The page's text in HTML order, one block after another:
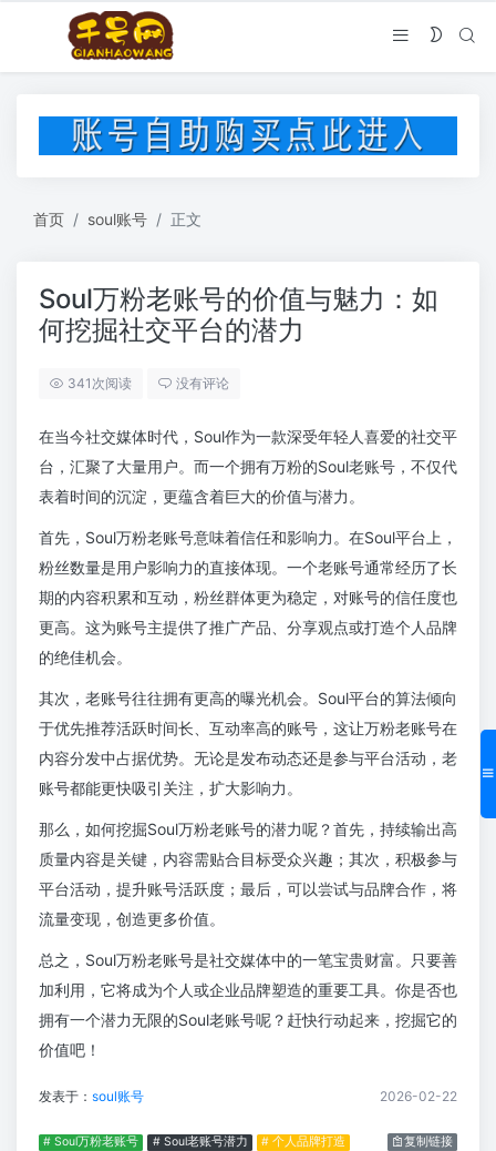
首页 soul账号 正文
Soul万粉老账号的价值与魅力：如
何挖掘社交平台的潜力
341次阅读 没有评论
在当今社交媒体时代，Soul作为一款深受年轻人喜爱的社交平
台，汇聚了大量用户。而一个拥有万粉的Soul老账号，不仅代
表着时间的沉淀，更蕴含着巨大的价值与潜力。
首先，Soul万粉老账号意味着信任和影响力。在Soul平台上，
粉丝数量是用户影响力的直接体现。一个老账号通常经历了长
期的内容积累和互动，粉丝群体更为稳定，对账号的信任度也
更高。这为账号主提供了推广产品、分享观点或打造个人品牌
的绝佳机会。
其次，老账号往往拥有更高的曝光机会。Soul平台的算法倾向
于优先推荐活跃时间长、互动率高的账号，这让万粉老账号在
内容分发中占据优势。无论是发布动态还是参与平台活动，老
账号都能更快吸引关注，扩大影响力。
那么，如何挖掘Soul万粉老账号的潜力呢？首先，持续输出高
质量内容是关键，内容需贴合目标受众兴趣；其次，积极参与
平台活动，提升账号活跃度；最后，可以尝试与品牌合作，将
流量变现，创造更多价值。
总之，Soul万粉老账号是社交媒体中的一笔宝贵财富。只要善
加利用，它将成为个人或企业品牌塑造的重要工具。你是否也
拥有一个潜力无限的Soul老账号呢？赶快行动起来，挖掘它的
价值吧！
发表于： soul账号 2026-02-22
# Soul万粉老账号 # Soul老账号潜力 # 个人品牌打造 复制链接